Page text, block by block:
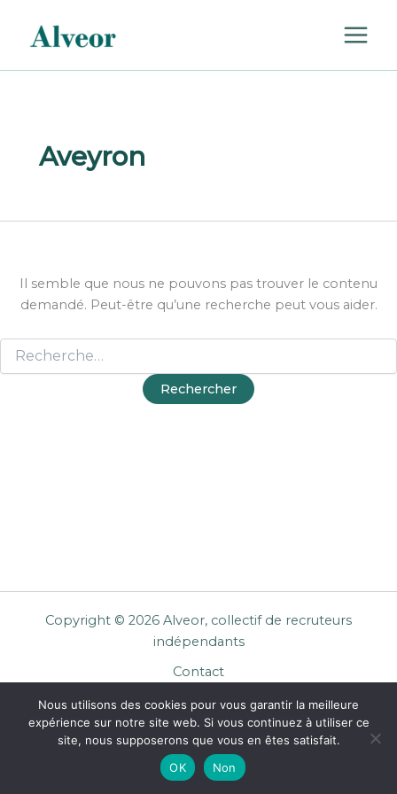
contenu
Aveyron
Il semble que nous ne pouvons pas trouver le contenu
demandé. Peut-être qu’une recherche peut vous aider.
Copyright © 2026 Alveor, collectif de recruteurs
indépendants
Contact
Mentions légales
Confidentialité
CGU Entreprises
Nous utilisons des cookies pour vous garantir la meilleure
expérience sur notre site web. Si vous continuez à utiliser ce
site, nous supposerons que vous en êtes satisfait.
OK
Non